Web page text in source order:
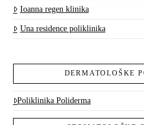
Ioanna regen klinika
Una residence poliklinika
DERMATOLOŠKE
Poliklinika Poliderma